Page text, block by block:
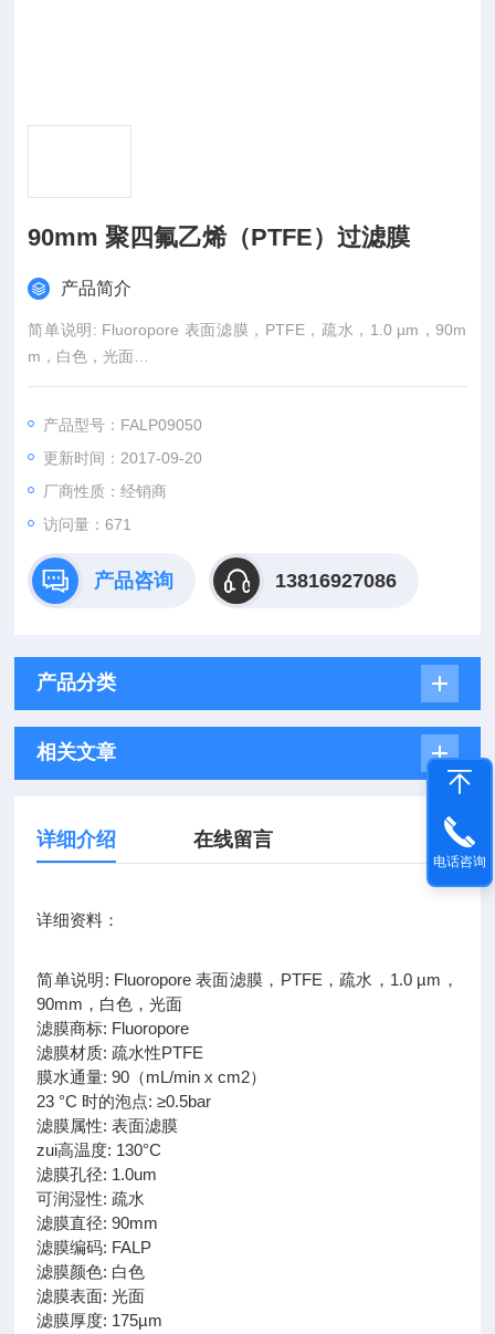
90mm 聚四氟乙烯（PTFE）过滤膜
产品简介
简单说明: Fluoropore 表面滤膜，PTFE，疏水，1.0 µm，90m
m，白色，光面
滤膜商标: Fluoropore
产品型号：FALP09050
更新时间：2017-09-20
厂商性质：经销商
访问量：671
产品咨询 13816927086
产品分类
相关文章
详细介绍 在线留言
详细资料：
简单说明: Fluoropore 表面滤膜，PTFE，疏水，1.0 µm，
90mm，白色，光面
滤膜商标: Fluoropore
滤膜材质: 疏水性PTFE
膜水通量: 90（mL/min x cm2）
23 °C 时的泡点: ≥0.5bar
滤膜属性: 表面滤膜
zui高温度: 130°C
滤膜孔径: 1.0um
可润湿性: 疏水
滤膜直径: 90mm
滤膜编码: FALP
滤膜颜色: 白色
滤膜表面: 光面
滤膜厚度: 175µm
电话咨询